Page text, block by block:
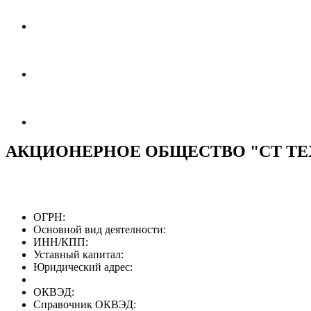
АКЦИОНЕРНОЕ ОБЩЕСТВО "СТ
ОГРН:
Основной вид деятелности:
ИНН/КПП:
Уставный капитал:
Юридический адрес:
ОКВЭД:
Справочник ОКВЭД: